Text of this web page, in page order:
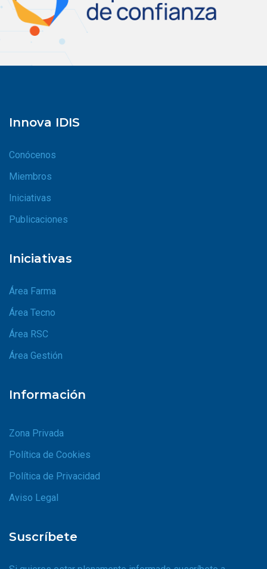
Innova IDIS
Conócenos
Miembros
Iniciativas
Publicaciones
Iniciativas
Área Farma
Área Tecno
Área RSC
Área Gestión
Información
Zona Privada
Política de Cookies
Política de Privacidad
Aviso Legal
Suscríbete